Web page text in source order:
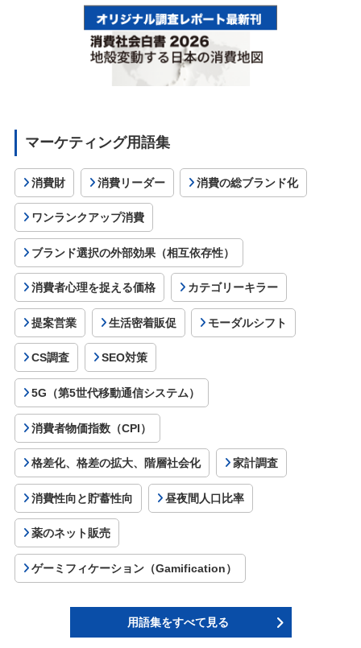
マーケティング用語集
消費財 消費リーダー 消費の総ブランド化
ワンランクアップ消費
ブランド選択の外部効果（相互依存性）
消費者心理を捉える価格 カテゴリーキラー
提案営業 生活密着販促 モーダルシフト
CS調査 SEO対策
5G（第5世代移動通信システム）
消費者物価指数（CPI）
格差化、格差の拡大、階層社会化 家計調査
消費性向と貯蓄性向 昼夜間人口比率
薬のネット販売
ゲーミフィケーション（Gamification）
用語集をすべて見る